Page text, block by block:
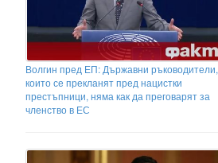
Волгин пред ЕП: Държавни ръководители,
които се прекланят пред нацистки
престъпници, няма как да преговарят за
членство в ЕС